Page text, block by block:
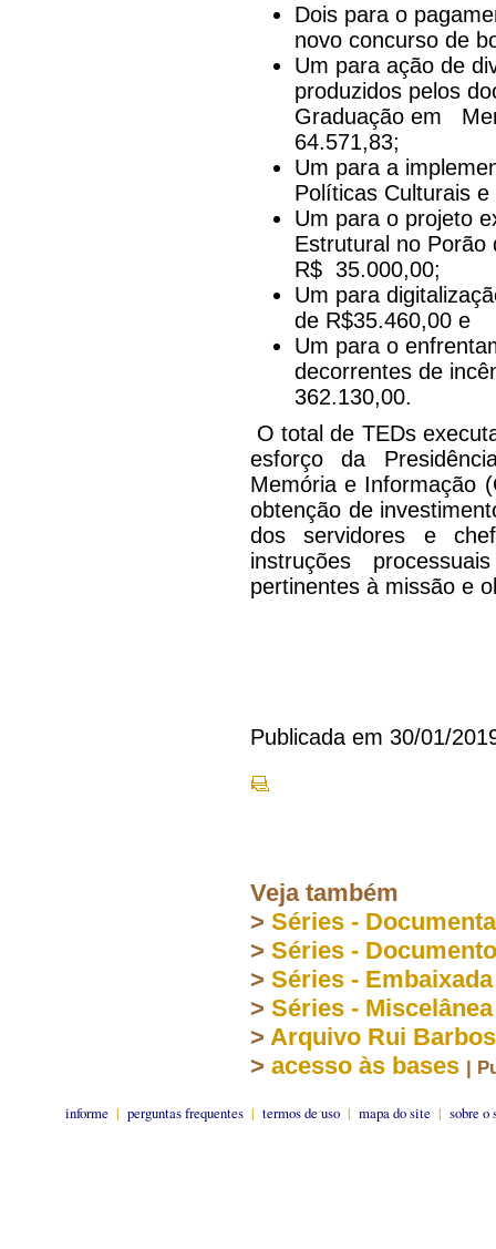
Dois para o
novo concurso de
Um para ação de
produzidos pelos
Graduação em
64.571,83;
Um para a
Políticas Culturais
Um para o projeto
Estrutural no Porão
R$ 35.000,00;
Um para
de R$35.460,00 e
Um para o
decorrentes de
362.130,00.
O total de TEDs
esforço da
Memória e Informação
obtenção de
dos servidores e
instruções
pertinentes à missão e
Publicada em 30/01/
Veja também
> Séries -
> Séries -
> Séries -
> Séries - Miscelânea
> Arquivo Rui
> acesso às bases |
informe | perguntas frequentes | termos de uso | mapa do site | sobre o